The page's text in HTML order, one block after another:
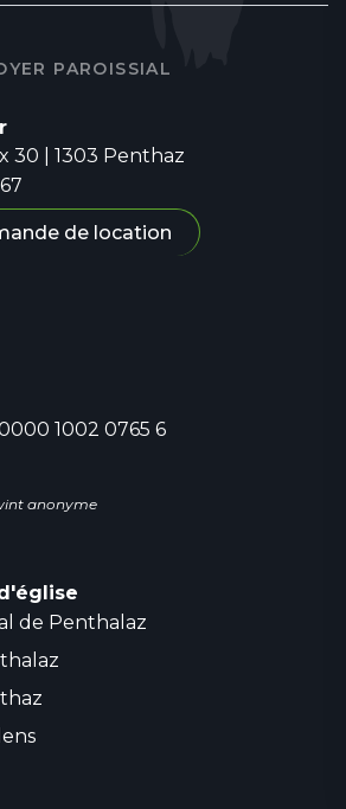
PAROISSIAL
30 | 1303 Penthaz
de location
1002 0765 6
anonyme
de Penthalaz